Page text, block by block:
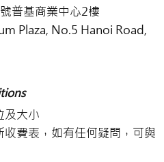
普基商業中心2樓
Plaza, No.5 Hanoi Road,
及大小
費表，如有任何疑問，可與